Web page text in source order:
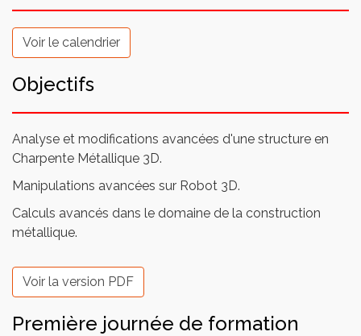
Voir le calendrier
Objectifs
Analyse et modifications avancées d'une structure en
Charpente Métallique 3D.
Manipulations avancées sur Robot 3D.
Calculs avancés dans le domaine de la construction
métallique.
Voir la version PDF
Première journée de formation